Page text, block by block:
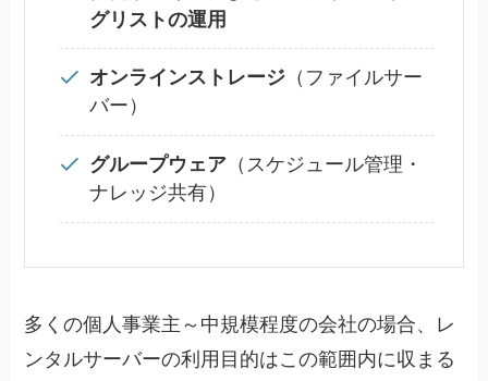
グリストの運用
オンラインストレージ（ファイルサー
バー）
グループウェア（スケジュール管理・
ナレッジ共有）
多くの個人事業主～中規模程度の会社の場合、レ
ンタルサーバーの利用目的はこの範囲内に収まる